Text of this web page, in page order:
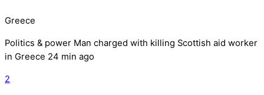
Greece
Politics & power Man charged with killing Scottish aid worker
in Greece 24 min ago
2